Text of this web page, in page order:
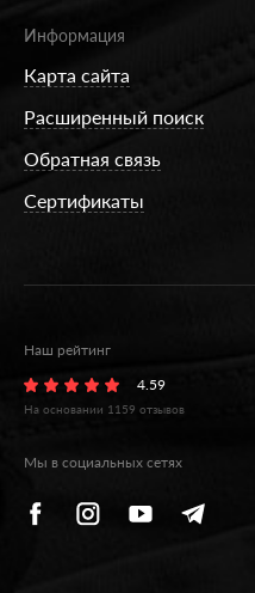
Информация
Карта сайта
Расширенный поиск
Обратная связь
Сертификаты
Наш рейтинг
4.59
На основании 1159 отзывов
Мы в социальных сетях